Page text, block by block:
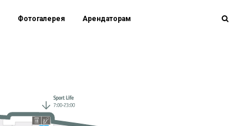
Фотогалерея Арендаторам